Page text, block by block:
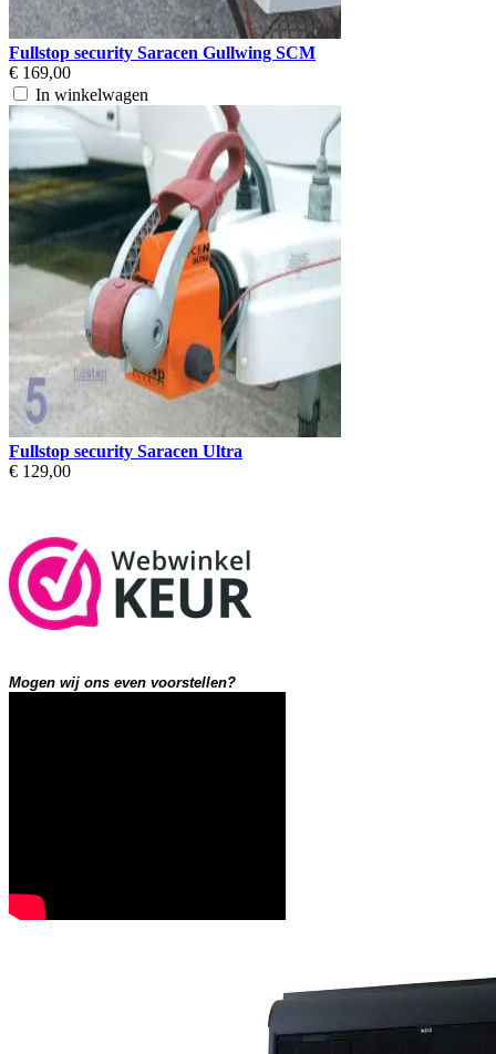
Fullstop security Saracen Gullwing SCM
€ 169,00
In winkelwagen
Fullstop security Saracen Ultra
€ 129,00
Mogen wij ons even voorstellen?